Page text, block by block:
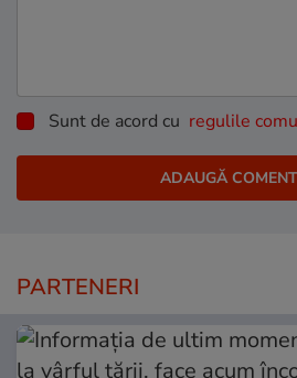
Sunt de acord cu regulile
PARTENERI